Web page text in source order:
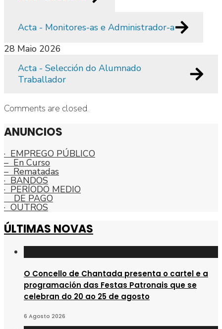
Acta - Monitores-as e Administrador-a
28 Maio 2026
Acta - Selección do Alumnado
Traballador
Comments are closed.
ANUNCIOS
· EMPREGO PÚBLICO
– En Curso
– Rematadas
· BANDOS
· PERÍODO MEDIO
DE PAGO
· OUTROS
ÚLTIMAS NOVAS
O Concello de Chantada presenta o cartel e a
programación das Festas Patronais que se
celebran do 20 ao 25 de agosto
6 Agosto 2026